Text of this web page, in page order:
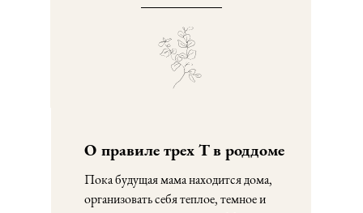
О правиле трех Т в роддоме
Пока будущая мама находится дома,
организовать себя теплое, темное и